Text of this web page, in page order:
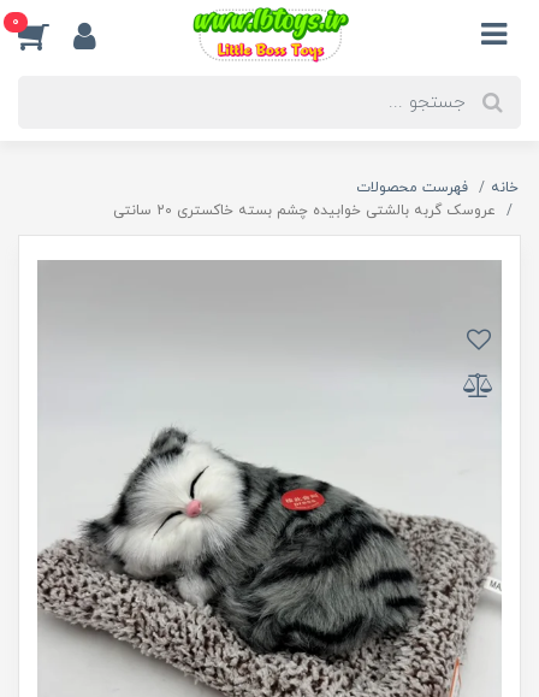
0
خانه
فهرست محصولات
عروسک گربه بالشتی خوابیده چشم بسته خاکستری 20 سانتی